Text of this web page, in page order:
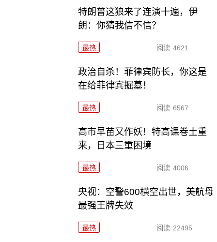
特朗普这狼来了连演十遍，伊
朗：你猜我信不信？
最热 阅读 4621
政治自杀！菲律宾防长，你这是
在给菲律宾掘墓！
最热 阅读 6567
高市早苗又作妖！特高课卷土重
来，日本三重困境
最热 阅读 4006
央视：空警600横空出世，美航母
最强王牌失效
最热 阅读 22495